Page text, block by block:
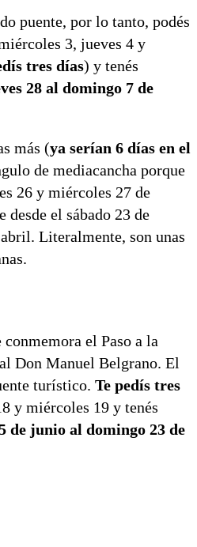
puente, por lo tanto, podés
3, jueves 4 y
tres días) y tenés
28 al domingo 7 de
más (ya serían 6 días en el
de mediacancha porque
26 y miércoles 27 de
desde el sábado 23 de
Literalmente, son unas
el Paso a la
Don Manuel Belgrano. El
turístico. Te pedís tres
y miércoles 19 y tenés
de junio al domingo 23 de